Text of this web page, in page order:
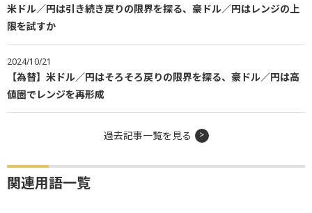
米ドル／円は引き続き戻りの限界を探る、豪ドル／円はレンジの上
限を試すか
2024/10/21
【為替】米ドル／円はそろそろ戻りの限界を探る、豪ドル／円は高
値圏でレンジを再形成
過去記事一覧を見る
関連用語一覧